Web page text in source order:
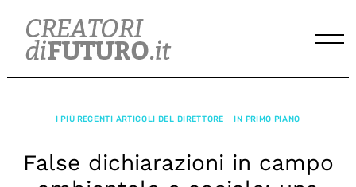
content
I PIÙ RECENTI ARTICOLI DEL DIRETTORE IN PRIMO PIANO
False dichiarazioni in campo